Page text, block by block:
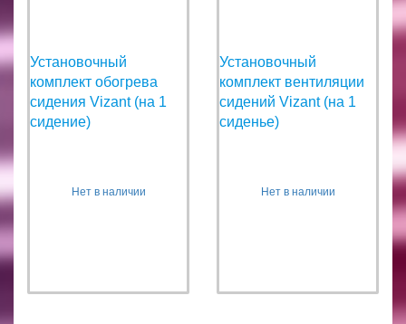
Установочный
комплект обогрева
сидения Vizant (на 1
сидение)
Нет в наличии
Установочный
комплект вентиляции
сидений Vizant (на 1
сиденье)
Нет в наличии